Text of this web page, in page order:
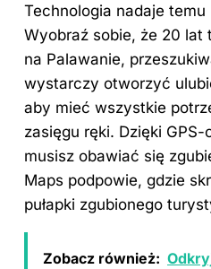
Technologia nadaje
Wyobraź sobie, że 20 lat
na Palawanie,
wystarczy otworzyć
aby mieć wszystkie
zasięgu ręki. Dzięki
musisz obawiać się
Maps podpowie, gdzie
pułapki zgubionego
Zobacz również: